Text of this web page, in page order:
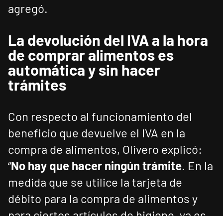
agregó.
La devolución del IVA a la hora
de comprar alimentos es
automática y sin hacer
trámites
Con respecto al funcionamiento del
beneficio que devuelve el IVA en la
compra de alimentos, Olivero explicó:
“No hay que hacer ningún trámite. En la
medida que se utilice la tarjeta de
débito para la compra de alimentos y